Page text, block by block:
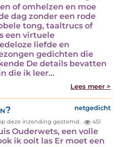
of omhelzen en moe
dag zonder een rode
tong, taaltrucs of
een virtuele
liefde en
gedichten die
De details bevatten
die ik leer…
Lees meer >
netgedicht
deze inzending gestemd. 451
Ouderwets, een volle
ik ooit las Er moet een